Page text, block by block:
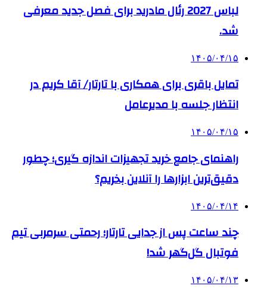
لباس 2027 رئال مادرید برای فصل جدید معرفی
شد.
۱۴۰۵/۰۴/۱۵
تمایل باقری برای همکاری با تارتار/ آقا کریم در
انتظار جلسه با مدیرعامل
۱۴۰۵/۰۴/۱۵
راهنمای جامع خرید تجهیزات اندازه گیری؛ چطور
دقیق‌ترین ابزارها را آنلاین بخریم؟
۱۴۰۵/۰۴/۱۴
چند ساعت پس از جدایی تارتار؛ رحمتی سرمربی تیم
فوتبال گل‌گهر شد!
۱۴۰۵/۰۴/۱۳